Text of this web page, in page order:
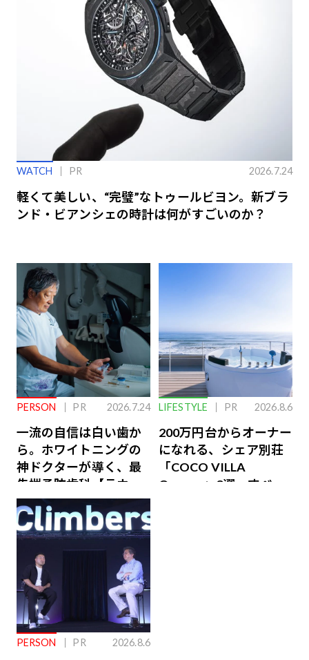
WATCH PR 2026.7.24
軽くて美しい、“完璧”なトゥールビヨン。新ブラ
ンド・ビアンシェの時計は何がすごいのか？
PERSON PR 2026.7.24
一流の自信は白い歯か
ら。ホワイトニングの
神ドクターが導く、最
先端予防歯科【ラウン
ジ会員特典あり】
LIFESTYLE PR 2026.8.6
200万円台からオーナー
になれる、シェア別荘
「COCO VILLA
Owners」3選。すべて
PERSON PR 2026.8.6